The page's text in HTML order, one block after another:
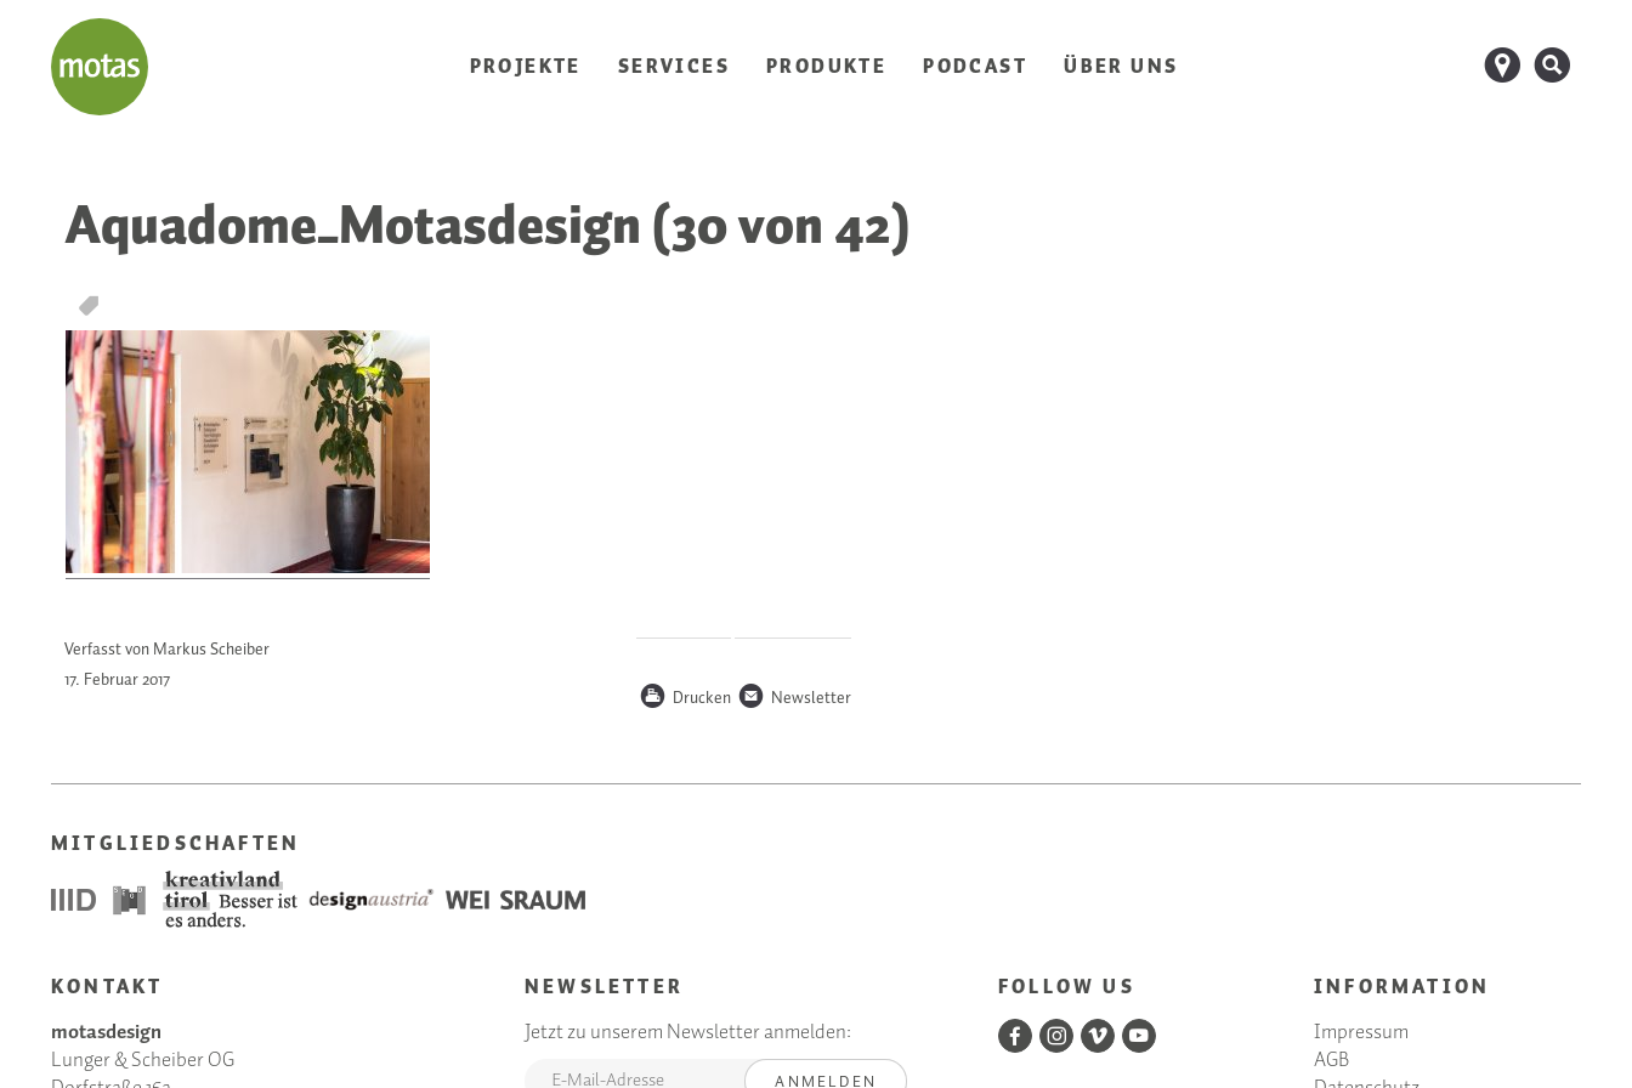
PROJEKTE SERVICES PRODUKTE PODCAST ÜBER UNS d s
Aquadome_Motasdesign (30 von 42)
T
Verfasst von Markus Scheiber
17. Februar2017 P Drucken n Newsletter
MITGLIEDSCHAFTEN
KONTAKT
motasdesign
Lunger & Scheiber OG
NEWSLETTER
Jetzt zu unserem Newsletter anmelden:
ANMELDEN
FOLLOW US INFORMATION
Impressum
AGB